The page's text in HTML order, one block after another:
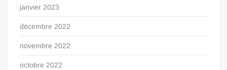
janvier 2023
décembre 2022
novembre 2022
octobre 2022